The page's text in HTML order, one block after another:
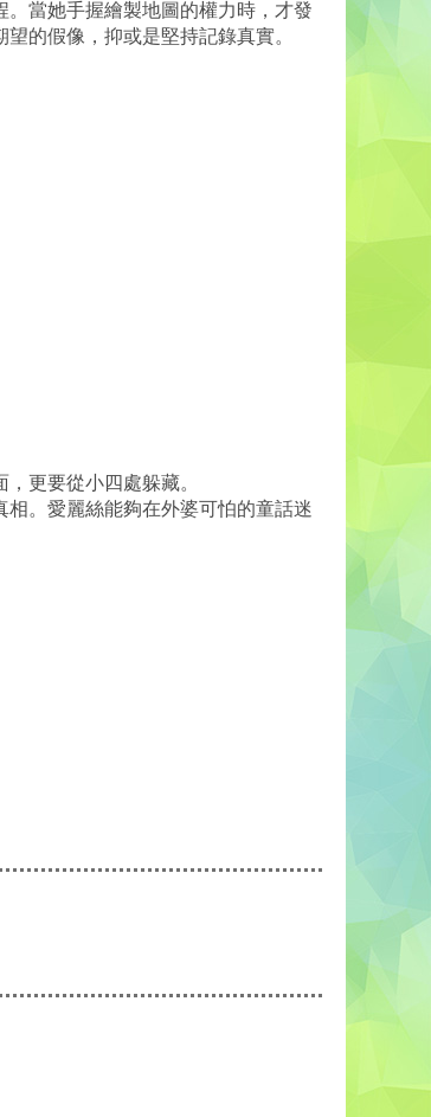
當她手握繪製地圖的權力時，才發
的假像，抑或是堅持記錄真實。
更要從小四處躲藏。
。愛麗絲能夠在外婆可怕的童話迷